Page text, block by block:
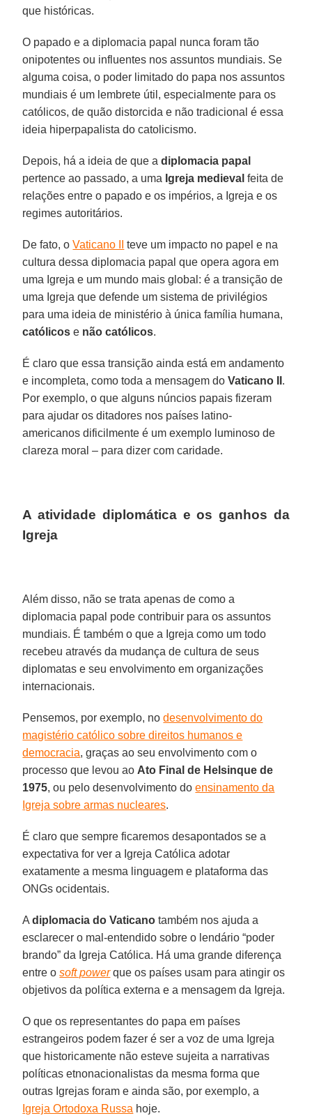
que históricas.
O papado e a diplomacia papal nunca foram tão
onipotentes ou influentes nos assuntos mundiais. Se
alguma coisa, o poder limitado do papa nos assuntos
mundiais é um lembrete útil, especialmente para os
católicos, de quão distorcida e não tradicional é essa
ideia hiperpapalista do catolicismo.
Depois, há a ideia de que adiplomacia papal
pertence ao passado, a uma Igreja medieval feita de
relações entre o papado e os impérios, a Igreja e os
regimes autoritários.
De fato, oVaticano II
teve um impacto no papel e na
cultura dessa diplomacia papal que opera agora em
uma Igreja e um mundo mais global: é a transição de
uma Igreja que defende um sistema de privilégios
para uma ideia de ministério à única família humana,
católicos e não católicos.
É claro que essa transição ainda está em andamento
e incompleta, como toda a mensagem doVaticano II .
Por exemplo, o que alguns núncios papais fizeram
para ajudar os ditadores nos países latino-
americanos dificilmente é um exemplo luminoso de
clareza moral – para dizer com caridade.
A atividade diplomática e os ganhos da
Igreja
Além disso, não se trata apenas de como a
diplomacia papal pode contribuir para os assuntos
mundiais. É também o que a Igreja como um todo
recebeu através da mudança de cultura de seus
diplomatas e seu envolvimento em organizações
internacionais.
Pensemos, por exemplo, nodesenvolvimento do
magistério católico sobre direitos humanos e
democracia, graças ao seu envolvimento com o
processo que levou ao Ato Final de Helsinque de
1975, ou pelo desenvolvimento doensinamento da
Igreja sobre armas nucleares.
É claro que sempre ficaremos desapontados se a
expectativa for ver a Igreja Católica adotar
exatamente a mesma linguagem e plataforma das
ONGs ocidentais.
Adiplomacia do Vaticano também nos ajuda a
esclarecer o mal-entendido sobre o lendário “poder
brando” da Igreja Católica. Há uma grande diferença
entre osoft powerque os países usam para atingir os
objetivos da política externa e a mensagem da Igreja.
O que os representantes do papa em países
estrangeiros podem fazer é ser a voz de uma Igreja
que historicamente não esteve sujeita a narrativas
políticas etnonacionalistas da mesma forma que
outras Igrejas foram e ainda são, por exemplo, a
Igreja Ortodoxa Russa hoje.